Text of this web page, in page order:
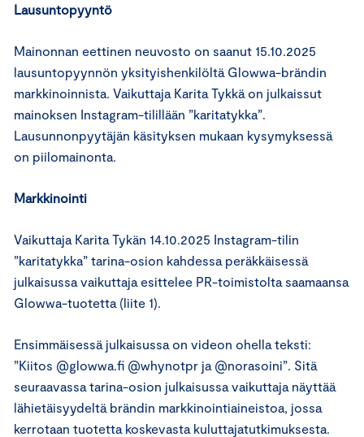
Lausuntopyyntö
Mainonnan eettinen neuvosto on saanut 15.10.2025
lausuntopyynnön yksityishenkilöltä Glowwa-brändin
markkinoinnista. Vaikuttaja Karita Tykkä on julkaissut
mainoksen Instagram-tilillään ”karitatykka”.
Lausunnonpyytäjän käsityksen mukaan kysymyksessä
on piilomainonta.
Markkinointi
Vaikuttaja Karita Tykän 14.10.2025 Instagram-tilin
”karitatykka” tarina-osion kahdessa peräkkäisessä
julkaisussa vaikuttaja esittelee PR-toimistolta saamaansa
Glowwa-tuotetta (liite 1).
Ensimmäisessä julkaisussa on videon ohella teksti:
”Kiitos @glowwa.fi @whynotpr ja @norasoini”. Sitä
seuraavassa tarina-osion julkaisussa vaikuttaja näyttää
lähietäisyydeltä brändin markkinointiaineistoa, jossa
kerrotaan tuotetta koskevasta kuluttajatutkimuksesta.